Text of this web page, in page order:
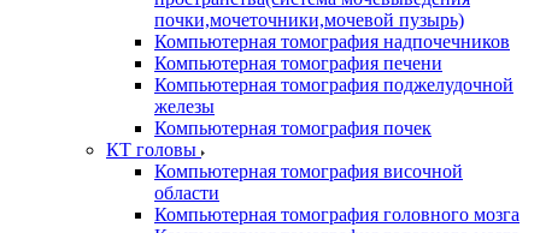
почки,мочеточники,мочевой пузырь)
Компьютерная томография надпочечников
Компьютерная томография печени
Компьютерная томография поджелудочной
железы
Компьютерная томография почек
КТ головы
Компьютерная томография височной
области
Компьютерная томография головного мозга